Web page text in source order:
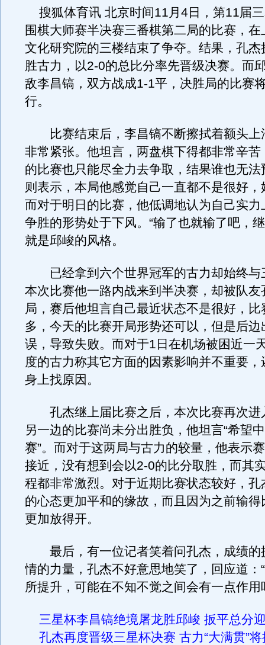
搜狐体育讯 北京时间11月4日，第11届
围棋大师赛半决赛三番棋第二局的比赛，
文化研究院的三楼结束了争夺。结果，孔杰
胜古力，以2-0的总比分率先晋级决赛。而
敌李昌镐，双方战成1-1平，决胜局的比赛
行。
比赛结束后，李昌镐不断擦拭着额头上
非常紧张。他坦言，两盘棋下得都非常辛苦
的比赛也只能尽全力去争取，结果谁也无法
则表示，本局他感觉自己一直都不是很好
而对于明日的比赛，他低调地认为自己实力
争胜的形势处于下风。“输了也就输了吧，
就是邱峻的风格。
已经拿到六个世界冠军的古力却始终与
本次比赛他一路内战来到半决赛，却被队友
局，赛后他坦言自己最近状态不是很好，比
多，今天的比赛开局形势还可以，但是后边
误，导致失败。而对于1日在机场被困近一
度的古力称其它方面的因素影响并不重要
身上找原因。
孔杰继上届比赛之后，本次比赛再次进
另一边的比赛尚未分出胜负，他坦言“希望
赛”。而对于这两局与古力的较量，他表示
接近，没有想到会以2-0的比分取胜，而其
程都非常激烈。对于近期比赛状态较好，孔
的心态更加平和的缘故，而且因为之前输得
更加放得开。
最后，有一位记者笑着问孔杰，成绩的
情的力量，孔杰不好意思地笑了，回应道：
所提升，可能在不知不觉之间会有一点作用
三星杯李昌镐绝境屠龙胜邱峻 扳平总分
孔杰再度晋级三星杯决赛 古力“大满贯”